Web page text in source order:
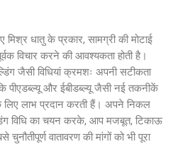
धातु के प्रकार, सामग्री की मोटाई
विचार करने की आवश्यकता होती है।
जैसी विधियां क्रमशः अपनी सटीकता
पीएडब्ल्यू और ईबीडब्ल्यू जैसी नई तकनीकें
लिए लाभ प्रदान करती हैं। अपने निकल
विधि का चयन करके, आप मजबूत, टिकाऊ
वातावरण की मांगों को भी पूरा